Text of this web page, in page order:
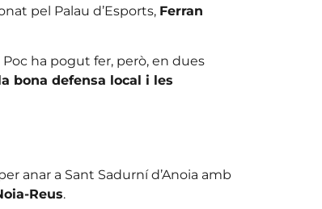
pel Palau d’Esports, Ferran
ha pogut fer, però, en dues
bona defensa local i les
anar a Sant Sadurní d’Anoia amb
Reus.